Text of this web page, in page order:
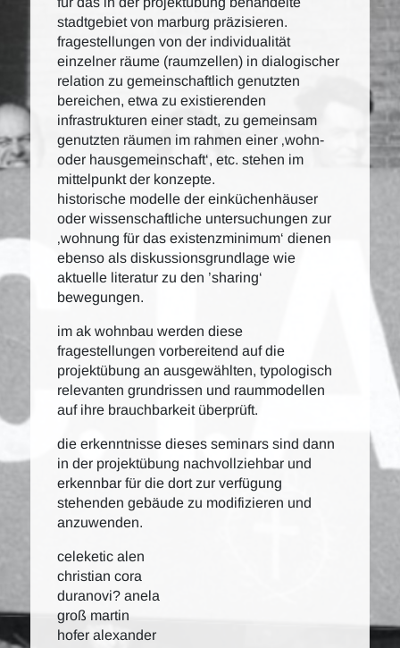
stadtgebiet von marburg präzisieren.
fragestellungen von der individualität
einzelner räume (raumzellen) in dialogischer
relation zu gemeinschaftlich genutzten
bereichen, etwa zu existierenden
infrastrukturen einer stadt, zu gemeinsam
genutzten räumen im rahmen einer ‚wohn-
oder hausgemeinschaft‘, etc. stehen im
mittelpunkt der konzepte.
historische modelle der einküchenhäuser
oder wissenschaftliche untersuchungen zur
‚wohnung für das existenzminimum‘ dienen
ebenso als diskussionsgrundlage wie
aktuelle literatur zu den ’sharing‘
bewegungen.
im ak wohnbau werden diese
fragestellungen vorbereitend auf die
projektübung an ausgewählten, typologisch
relevanten grundrissen und raummodellen
auf ihre brauchbarkeit überprüft.
die erkenntnisse dieses seminars sind dann
in der projektübung nachvollziehbar und
erkennbar für die dort zur verfügung
stehenden gebäude zu modifizieren und
anzuwenden.
celeketic alen
christian cora
duranovi? anela
groß martin
hofer alexander